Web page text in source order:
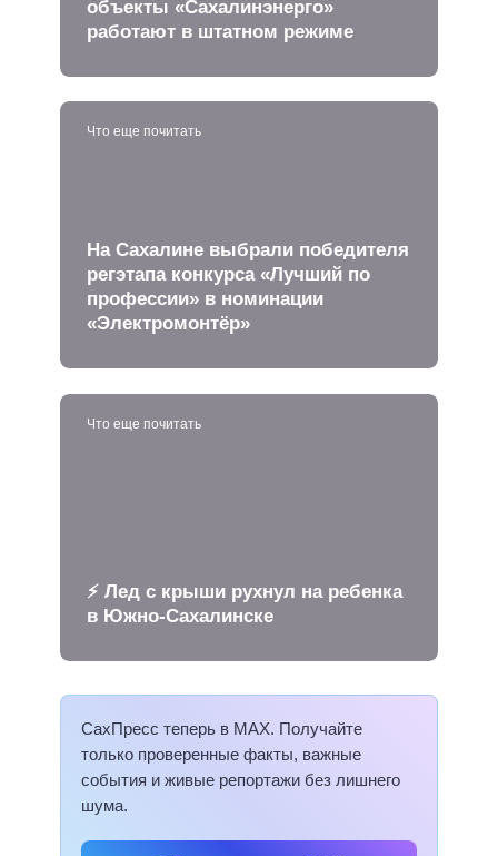
объекты «Сахалинэнерго»
работают в штатном режиме
Что еще почитать
На Сахалине выбрали победителя
регэтапа конкурса «Лучший по
профессии» в номинации
«Электромонтёр»
Что еще почитать
⚡️ Лед с крыши рухнул на ребенка
в Южно-Сахалинске
СахПресс теперь в MAX. Получайте
только проверенные факты, важные
события и живые репортажи без лишнего
шума.